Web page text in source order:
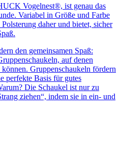
Vogelnest®, ist genau das
Variabel in Größe und Farbe
daher und bietet, sicher
den gemeinsamen Spaß:
auf denen
Gruppenschaukeln fördern
perfekte Basis für gutes
Die Schaukel ist nur zu
ziehen“, indem sie in ein- und